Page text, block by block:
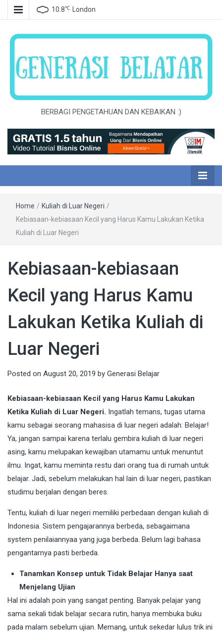
10.8℃ London
BERBAGI PENGETAHUAN DAN KEBAIKAN :)
Home / Kuliah di Luar Negeri /
Kebiasaan-kebiasaan Kecil yang Harus Kamu Lakukan Ketika
Kuliah di Luar Negeri
Kebiasaan-kebiasaan
Kecil yang Harus Kamu
Lakukan Ketika Kuliah di
Luar Negeri
Posted on August 20, 2019 by Generasi Belajar
Kebiasaan-kebiasaan Kecil yang Harus Kamu Lakukan
Ketika Kuliah di Luar Negeri. Ingatlah temans, tugas utama
kamu sebagai seorang mahasisa di luar negeri adalah: Belajar!
Ya, jangan sampai karena terlalu gembira kuliah di luar negeri
asing, kamu melupakan kewajiban utamamu untuk menuntut
ilmu. Ingat, kamu meminta restu dari orang tua di rumah untuk
belajar. Jadi, sebelum melakukan hal lain di luar negeri, pastikan
studimu berjalan dengan beres.
Tentu, kuliah di luar negeri memiliki perbedaan dengan kuliah di
Indonesia. Sistem pengajarannya berbeda, sebagaimana
system penilaiannyaa yang juga berbeda. Belum lagi bahasa
pengantarnya pasti berbeda.
Tanamkan Konsep untuk Tidak Belajar Hanya saat
Menjelang Ujian
Hal ini adalah poin yang sangat penting. Banyak pelajar yang
sama sekali tidak belajar secara rutin, hanya membuka buku
pada malam sebelum ujian. Memang, untuk sekedar lulus trik ini